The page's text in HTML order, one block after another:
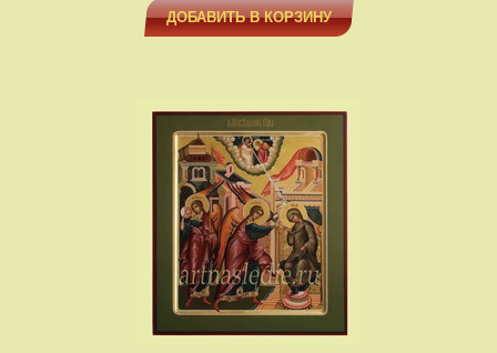
ДОБАВИТЬ В КОРЗИНУ